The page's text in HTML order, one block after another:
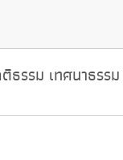
ธรรม เทศนาธรร